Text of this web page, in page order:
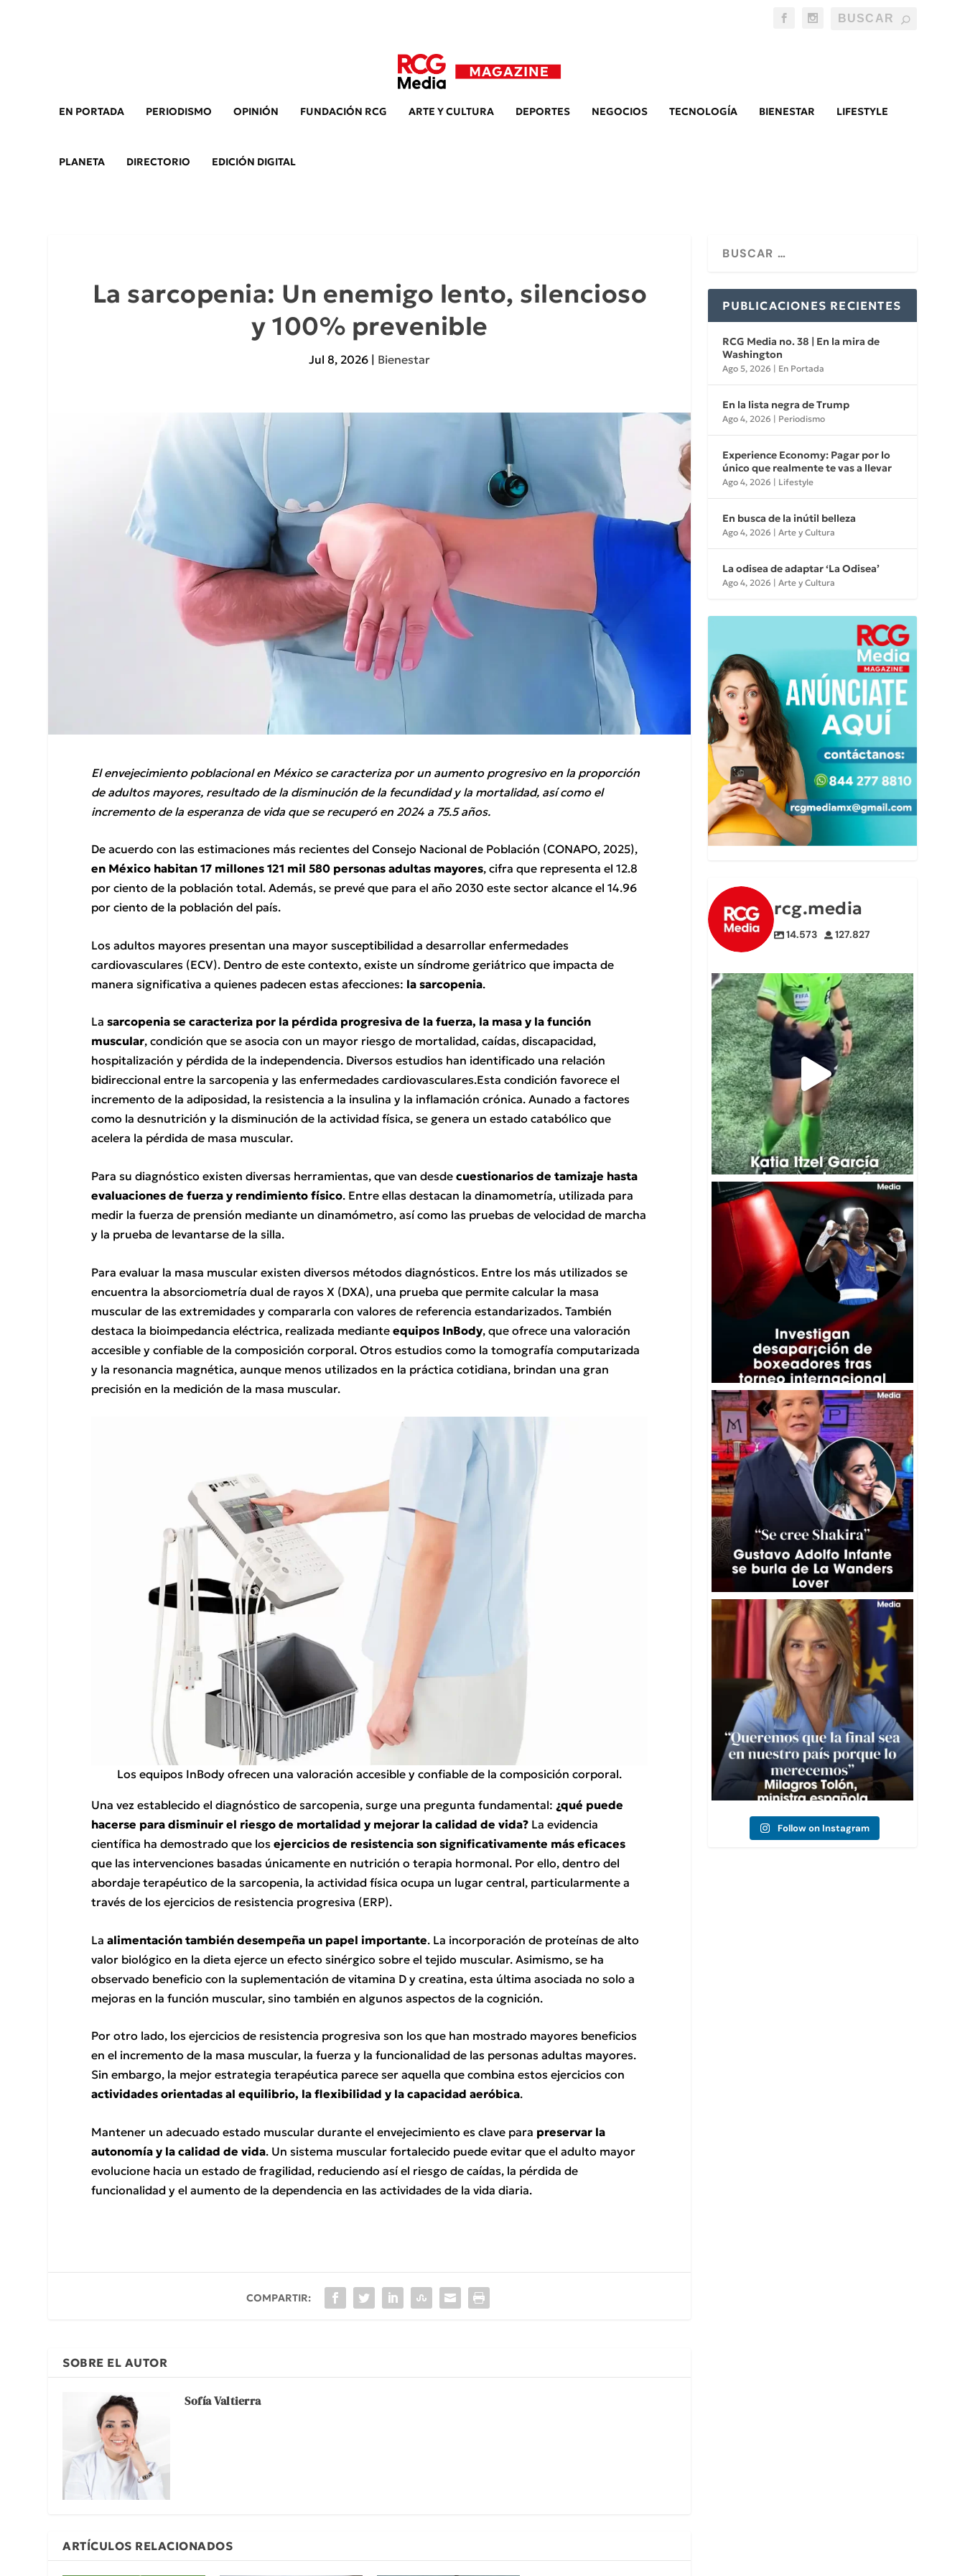
EN PORTADA PERIODISMO OPINIÓN FUNDACIÓN RCG ARTE Y CULTURA DEPORTES NEGOCIOS TECNOLOGÍA BIENESTAR LIFESTYLE
PLANETA DIRECTORIO EDICIÓN DIGITAL
La sarcopenia: Un enemigo lento, silencioso
y 100% prevenible
Jul 8, 2026 | Bienestar
El envejecimiento poblacional en México se caracteriza por un aumento progresivo en la proporción
de adultos mayores, resultado de la disminución de la fecundidad y la mortalidad, así como el
incremento de la esperanza de vida que se recuperó en 2024 a 75.5 años.
De acuerdo con las estimaciones más recientes del Consejo Nacional de Población (CONAPO, 2025),
en México habitan 17 millones 121 mil 580 personas adultas mayores, cifra que representa el 12.8
por ciento de la población total. Además, se prevé que para el año 2030 este sector alcance el 14.96
por ciento de la población del país.
Los adultos mayores presentan una mayor susceptibilidad a desarrollar enfermedades
cardiovasculares (ECV). Dentro de este contexto, existe un síndrome geriátrico que impacta de
manera significativa a quienes padecen estas afecciones: la sarcopenia.
La sarcopenia se caracteriza por la pérdida progresiva de la fuerza, la masa y la función
muscular, condición que se asocia con un mayor riesgo de mortalidad, caídas, discapacidad,
hospitalización y pérdida de la independencia. Diversos estudios han identificado una relación
bidireccional entre la sarcopenia y las enfermedades cardiovasculares.Esta condición favorece el
incremento de la adiposidad, la resistencia a la insulina y la inflamación crónica. Aunado a factores
como la desnutrición y la disminución de la actividad física, se genera un estado catabólico que
acelera la pérdida de masa muscular.
Para su diagnóstico existen diversas herramientas, que van desdecuestionarios de tamizaje hasta
evaluaciones de fuerza y rendimiento físico. Entre ellas destacan la dinamometría, utilizada para
medir la fuerza de prensión mediante un dinamómetro, así como las pruebas de velocidad de marcha
y la prueba de levantarse de la silla.
Para evaluar la masa muscular existen diversos métodos diagnósticos. Entre los más utilizados se
encuentra la absorciometría dual de rayos X (DXA), una prueba que permite calcular la masa
muscular de las extremidades y compararla con valores de referencia estandarizados. También
destaca la bioimpedancia eléctrica, realizada medianteequipos InBody, que ofrece una valoración
accesible y confiable de la composición corporal. Otros estudios como la tomografía computarizada
y la resonancia magnética, aunque menos utilizados en la práctica cotidiana, brindan una gran
precisión en la medición de la masa muscular.
Los equipos InBody ofrecen una valoración accesible y confiable de la composición corporal.
Una vez establecido el diagnóstico de sarcopenia, surge una pregunta fundamental:¿qué puede
hacerse para disminuir el riesgo de mortalidad y mejorar la calidad de vida? La evidencia
científica ha demostrado que losejercicios de resistencia son significativamente más eficaces
que las intervenciones basadas únicamente en nutrición o terapia hormonal. Por ello, dentro del
abordaje terapéutico de la sarcopenia, la actividad física ocupa un lugar central, particularmente a
través de los ejercicios de resistencia progresiva (ERP).
Laalimentación también desempeña un papel importante. La incorporación de proteínas de alto
valor biológico en la dieta ejerce un efecto sinérgico sobre el tejido muscular. Asimismo, se ha
observado beneficio con la suplementación de vitamina D y creatina, esta última asociada no solo a
mejoras en la función muscular, sino también en algunos aspectos de la cognición.
Por otro lado, los ejercicios de resistencia progresiva son los que han mostrado mayores beneficios
en el incremento de la masa muscular, la fuerza y la funcionalidad de las personas adultas mayores.
Sin embargo, la mejor estrategia terapéutica parece ser aquella que combina estos ejercicios con
actividades orientadas al equilibrio, la flexibilidad y la capacidad aeróbica.
Mantener un adecuado estado muscular durante el envejecimiento es clave para preservar la
autonomía y la calidad de vida. Un sistema muscular fortalecido puede evitar que el adulto mayor
evolucione hacia un estado de fragilidad, reduciendo así el riesgo de caídas, la pérdida de
funcionalidad y el aumento de la dependencia en las actividades de la vida diaria.
COMPARTIR:
SOBRE EL AUTOR
Sofía Valtierra
ARTÍCULOS RELACIONADOS
PUBLICACIONES RECIENTES
RCG Media no. 38 | En la mira de
Washington
Ago 5, 2026 | En Portada
En la lista negra de Trump
Ago 4, 2026 | Periodismo
Experience Economy: Pagar por lo
único que realmente te vas a llevar
Ago 4, 2026 | Lifestyle
En busca de la inútil belleza
Ago 4, 2026 |Arte y Cultura
La odisea de adaptar ‘La Odisea’
Ago 4, 2026 |Arte y Cultura
rcg.media
14.573 127.827
⚽ La árbitra mexicana Katia Itzel García...
19 0
🚨🥊La Policía de Escocia investiga la
0
🔥👀 Gustavo Adolfo Infante le respondió de
forma...
5 0
🇪🇸⚽ El Gobierno de España reafirmó su
intención ...
2 0
Follow on Instagram